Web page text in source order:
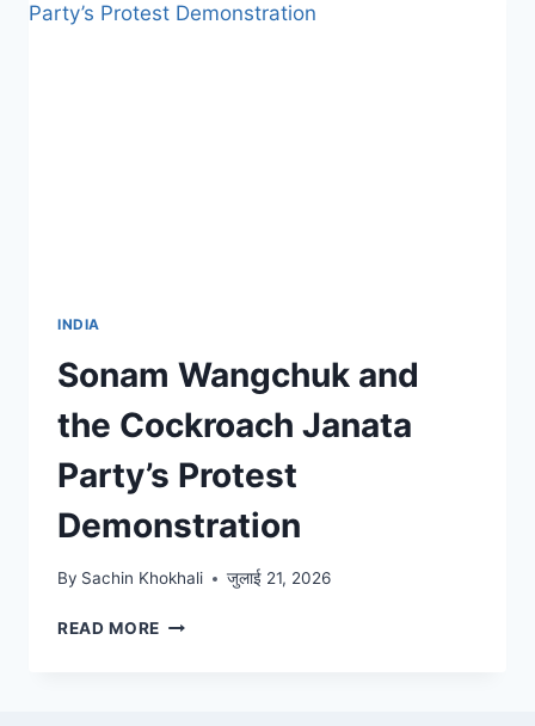
INDIA
Sonam Wangchuk and
the Cockroach Janata
Party’s Protest
Demonstration
By Sachin Khokhali जुलाई 21, 2026
READ MORE